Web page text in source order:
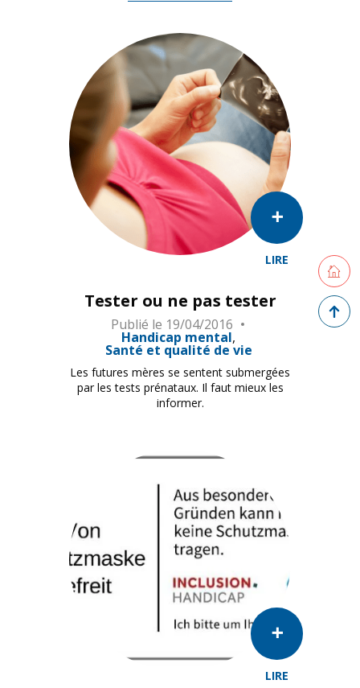
LIRE
Tester ou ne pas tester
Publié le 19/04/2016
Handicap mental
Santé et qualité de vie
Les futures mères se sentent submergées
par les tests prénataux. Il faut mieux les
informer.
LIRE
Retour